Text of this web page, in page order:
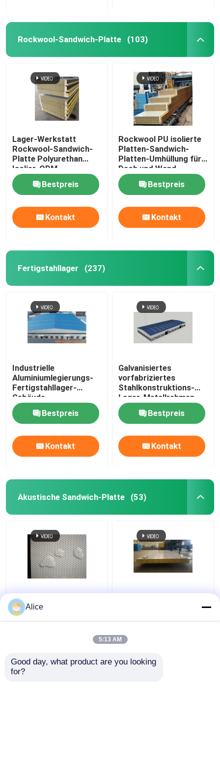
Rockwool-Sandwich-Platte (103)
Lager-Werkstatt
Rockwool-Sandwich-
Platte Polyurethan
Isolier-ODM
Bestpreis
Kontakt
Rockwool PU isolierte
Platten-Sandwich-
Platten-Umhüllung für
Dach und Wand
Bestpreis
Kontakt
Fertigstahllager (237)
Industrielle
Aluminiumlegierungs-
Fertigstahllager-
Gebäude
kundengerecht
Bestpreis
Kontakt
Galvanisiertes
vorfabriziertes
Stahlkonstruktions-
Lager-Metallrahmen
ODM
Bestpreis
Kontakt
Akustische Sandwich-Platte (53)
Werkstatt-isolierte
akustische Sandwich-
Platte Puf Deckungs-
Schalldichtes
akustisches Sandwich-
Alice
5:13 AM
Good day, what product are you looking
for?